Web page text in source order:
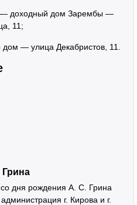
— доходный дом Зарембы —
11;
— улица Декабристов, 11.
дня рождения А. С. Грина
г. Кирова и г.